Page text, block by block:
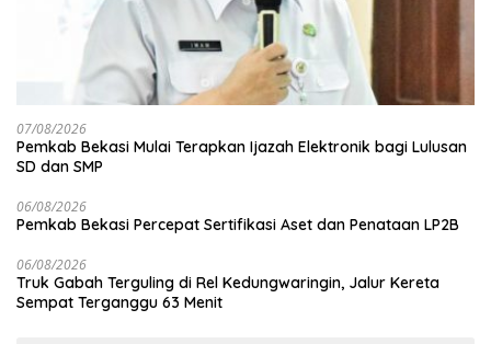
07/08/2026
Pemkab Bekasi Mulai Terapkan Ijazah Elektronik bagi Lulusan
SD dan SMP
06/08/2026
Pemkab Bekasi Percepat Sertifikasi Aset dan Penataan LP2B
06/08/2026
Truk Gabah Terguling di Rel Kedungwaringin, Jalur Kereta
Sempat Terganggu 63 Menit